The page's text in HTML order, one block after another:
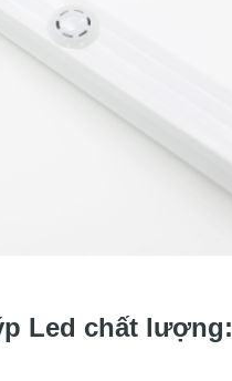
Led chất lượng: